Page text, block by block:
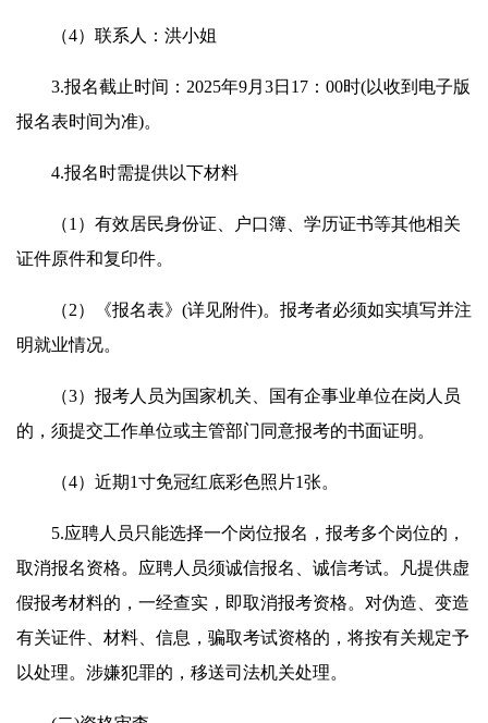
（4）联系人：洪小姐
3.报名截止时间：2025年9月3日17：00时(以收到电子版
报名表时间为准)。
4.报名时需提供以下材料
（1）有效居民身份证、户口簿、学历证书等其他相关
证件原件和复印件。
（2）《报名表》(详见附件)。报考者必须如实填写并注
明就业情况。
（3）报考人员为国家机关、国有企事业单位在岗人员
的，须提交工作单位或主管部门同意报考的书面证明。
（4）近期1寸免冠红底彩色照片1张。
5.应聘人员只能选择一个岗位报名，报考多个岗位的，
取消报名资格。应聘人员须诚信报名、诚信考试。凡提供虚
假报考材料的，一经查实，即取消报考资格。对伪造、变造
有关证件、材料、信息，骗取考试资格的，将按有关规定予
以处理。涉嫌犯罪的，移送司法机关处理。